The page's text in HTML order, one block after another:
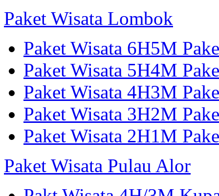
Paket Wisata Lombok
Paket Wisata 6H5M
Paket Wisata 5H4M
Paket Wisata 4H3M
Paket Wisata 3H2M
Paket Wisata 2H1M
Paket Wisata Pulau Alor